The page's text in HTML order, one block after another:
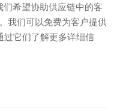
希望协助供应链中的客
我们可以免费为客户提供
过它们了解更多详细信